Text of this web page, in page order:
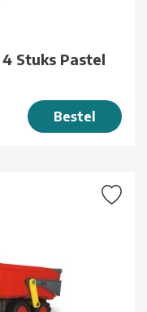
Stuks Pastel
Bestel